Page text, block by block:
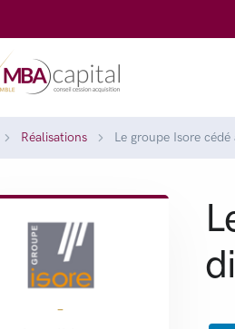
Réalisations Le groupe Isore
-